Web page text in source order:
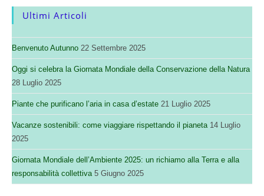
Ultimi Articoli
Benvenuto Autunno 22 Settembre 2025
Oggi si celebra la Giornata Mondiale della Conservazione della Natura
28 Luglio 2025
Piante che purificano l’aria in casa d’estate 21 Luglio 2025
Vacanze sostenibili: come viaggiare rispettando il pianeta 14 Luglio
2025
Giornata Mondiale dell’Ambiente 2025: un richiamo alla Terra e alla
responsabilità collettiva 5 Giugno 2025